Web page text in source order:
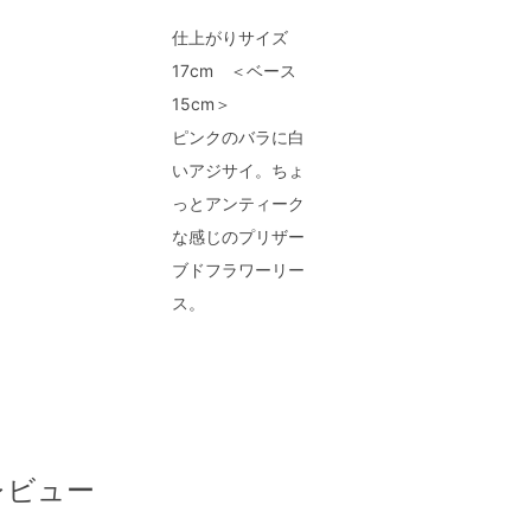
仕上がりサイズ
17cm ＜ベース
15cm＞
ピンクのバラに白
いアジサイ。ちょ
っとアンティーク
な感じのプリザー
ブドフラワーリー
ス。
ュー